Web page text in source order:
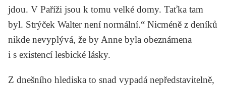
jdou. V Paříži jsou k tomu velké domy. Taťka tam
byl. Strýček Walter není normální.“ Nicméně z deníků
nikde nevyplývá, že by Anne byla obeznámena
i s existencí lesbické lásky.
Z dnešního hlediska to snad vypadá nepředstavitelně,